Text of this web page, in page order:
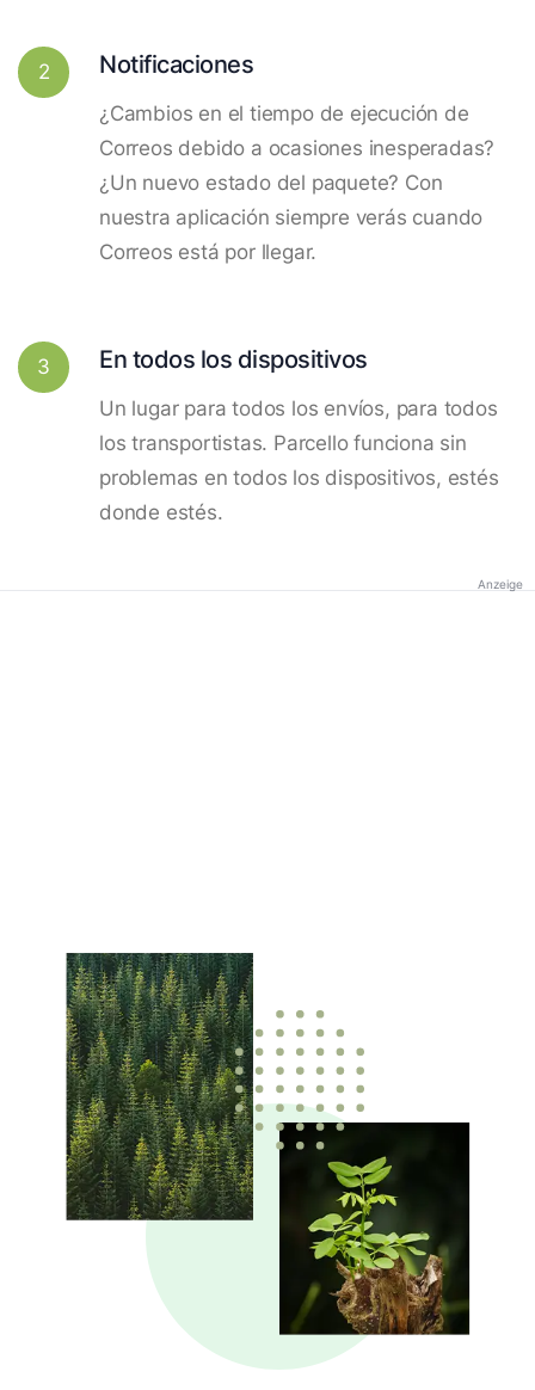
2 Notificaciones
¿Cambios en el tiempo de ejecución de
Correos debido a ocasiones inesperadas?
¿Un nuevo estado del paquete? Con
nuestra aplicación siempre verás cuando
Correos está por llegar.
3 En todos los dispositivos
Un lugar para todos los envíos, para todos
los transportistas. Parcello funciona sin
problemas en todos los dispositivos, estés
donde estés.
Anzeige